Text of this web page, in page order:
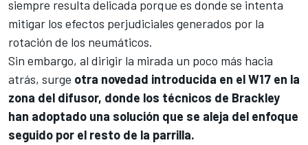
siempre resulta delicada porque es donde se intenta
mitigar los efectos perjudiciales generados por la
rotación de los neumáticos.
Sin embargo, al dirigir la mirada un poco más hacia
atrás, surge otra novedad introducida en el W17 en la
zona del difusor, donde los técnicos de Brackley
han adoptado una solución que se aleja del enfoque
seguido por el resto de la parrilla.